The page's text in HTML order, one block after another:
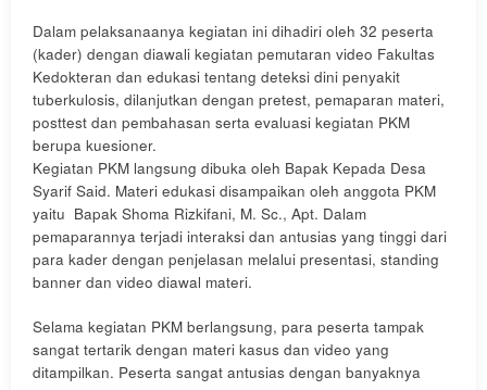
Dalam pelaksanaanya kegiatan ini dihadiri oleh 32 peserta
(kader) dengan diawali kegiatan pemutaran video Fakultas
Kedokteran dan edukasi tentang deteksi dini penyakit
tuberkulosis, dilanjutkan dengan pretest, pemaparan materi,
posttest dan pembahasan serta evaluasi kegiatan PKM
berupa kuesioner.
Kegiatan PKM langsung dibuka oleh Bapak Kepada Desa
Syarif Said. Materi edukasi disampaikan oleh anggota PKM
yaitu Bapak Shoma Rizkifani, M. Sc., Apt. Dalam
pemaparannya terjadi interaksi dan antusias yang tinggi dari
para kader dengan penjelasan melalui presentasi, standing
banner dan video diawal materi.
Selama kegiatan PKM berlangsung, para peserta tampak
sangat tertarik dengan materi kasus dan video yang
ditampilkan. Peserta sangat antusias dengan banyaknya